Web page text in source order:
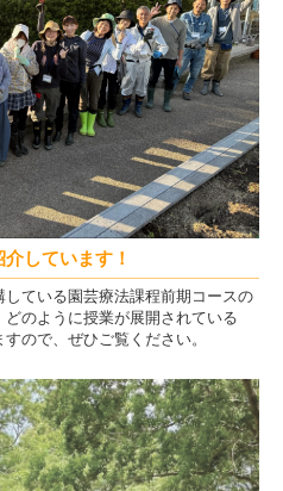
しています！
ている園芸療法課程前期コースの
のように授業が展開されている
ので、ぜひご覧ください。